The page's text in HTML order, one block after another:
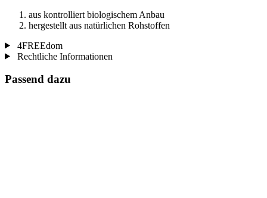
aus kontrolliert biologischem Anbau
hergestellt aus natürlichen Rohstoffen
4FREEdom
Rechtliche Informationen
Passend dazu